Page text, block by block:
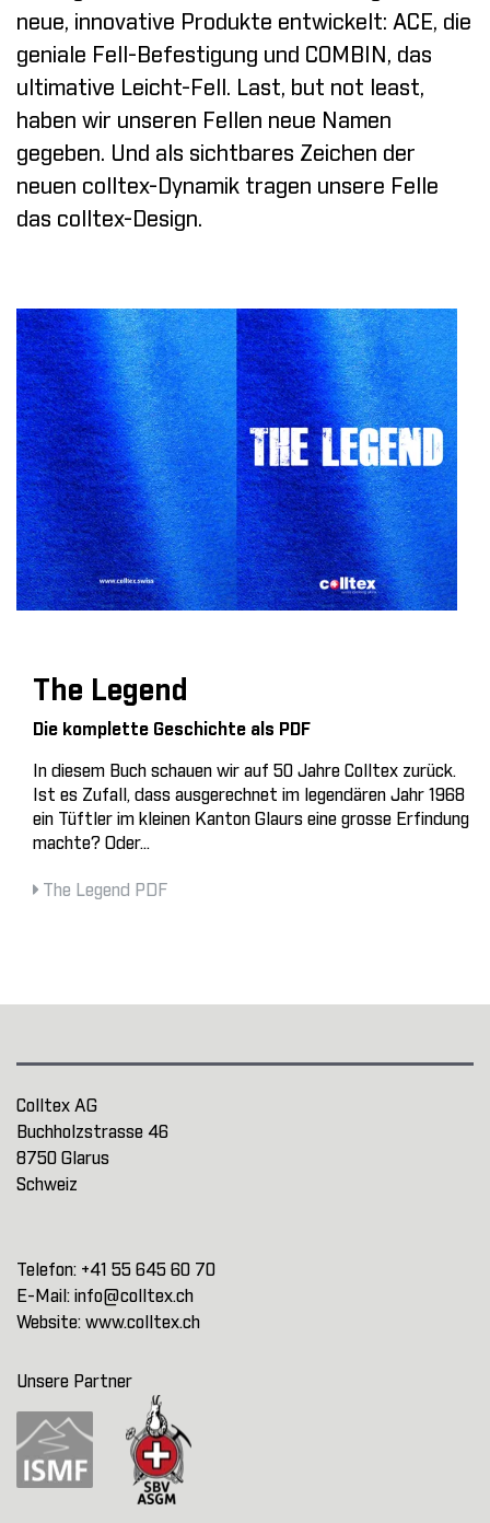
neue, innovative Produkte entwickelt: ACE, die
geniale Fell-Befestigung und COMBIN, das
ultimative Leicht-Fell. Last, but not least,
haben wir unseren Fellen neue Namen
gegeben. Und als sichtbares Zeichen der
neuen colltex-Dynamik tragen unsere Felle
das colltex-Design.
The Legend
Die komplette Geschichte als PDF
In diesem Buch schauen wir auf 50 Jahre Colltex zurück.
Ist es Zufall, dass ausgerechnet im legendären Jahr 1968
ein Tüftler im kleinen Kanton Glaurs eine grosse Erfindung
machte? Oder...
The Legend PDF
Colltex AG
Buchholzstrasse 46
8750 Glarus
Schweiz
Telefon: +41 55 645 60 70
E-Mail: info@colltex.ch
Website: www.colltex.ch
Unsere Partner